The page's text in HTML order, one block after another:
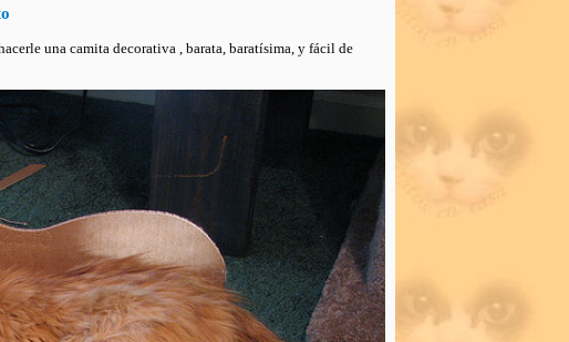
una camita decorativa , barata, baratísima, y fácil de